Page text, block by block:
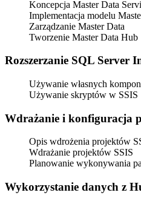
Koncepcja Master Data
Implementacja modelu
Zarządzanie Master Data
Tworzenie Master Data Hub
Rozszerzanie SQL Server
Używanie własnych
Używanie skryptów w SSIS
Wdrażanie i konfiguracja
Opis wdrożenia projektów
Wdrażanie projektów SSIS
Planowanie wykonywania
Wykorzystanie danych z